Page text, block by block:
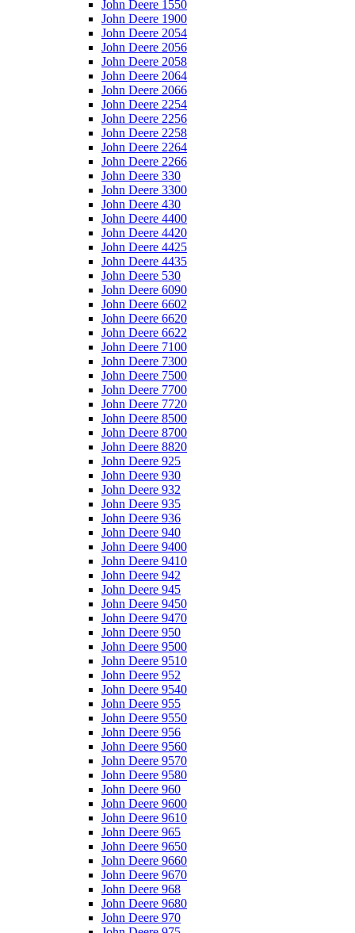
John Deere 1550
John Deere 1900
John Deere 2054
John Deere 2056
John Deere 2058
John Deere 2064
John Deere 2066
John Deere 2254
John Deere 2256
John Deere 2258
John Deere 2264
John Deere 2266
John Deere 330
John Deere 3300
John Deere 430
John Deere 4400
John Deere 4420
John Deere 4425
John Deere 4435
John Deere 530
John Deere 6090
John Deere 6602
John Deere 6620
John Deere 6622
John Deere 7100
John Deere 7300
John Deere 7500
John Deere 7700
John Deere 7720
John Deere 8500
John Deere 8700
John Deere 8820
John Deere 925
John Deere 930
John Deere 932
John Deere 935
John Deere 936
John Deere 940
John Deere 9400
John Deere 9410
John Deere 942
John Deere 945
John Deere 9450
John Deere 9470
John Deere 950
John Deere 9500
John Deere 9510
John Deere 952
John Deere 9540
John Deere 955
John Deere 9550
John Deere 956
John Deere 9560
John Deere 9570
John Deere 9580
John Deere 960
John Deere 9600
John Deere 9610
John Deere 965
John Deere 9650
John Deere 9660
John Deere 9670
John Deere 968
John Deere 9680
John Deere 970